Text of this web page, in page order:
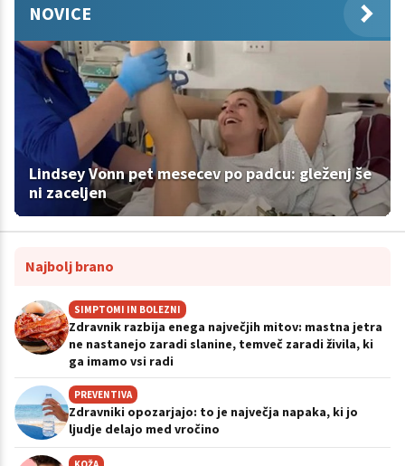
NOVICE
Lindsey Vonn pet mesecev po padcu: gleženj še
ni zaceljen
Najbolj brano
SIMPTOMI IN BOLEZNI
Zdravnik razbija enega največjih mitov: mastna jetra
ne nastanejo zaradi slanine, temveč zaradi živila, ki
ga imamo vsi radi
PREVENTIVA
Zdravniki opozarjajo: to je največja napaka, ki jo
ljudje delajo med vročino